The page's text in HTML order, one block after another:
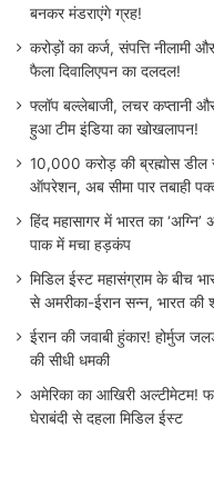
बनकर मंडराएंगे ग्रह!
करोड़ों का कर्ज, संपत्ति नीलामी
फैला दिवालिएपन का दलदल!
फ्लॉप बल्लेबाजी, लचर कप्तानी
हुआ टीम इंडिया का खोखलापन!
10,000 करोड़ की ब्रह्मोस डील
ऑपरेशन, अब सीमा पार तबाही
हिंद महासागर में भारत का
पाक में मचा हड़कंप
मिडिल ईस्ट महासंग्राम के बीच
से अमरीका-ईरान सन्न, भारत की
ईरान की जवाबी हुंकार! होर्मुज
की सीधी धमकी
अमेरिका का आखिरी अल्टीमेटम!
घेराबंदी से दहला मिडिल ईस्ट